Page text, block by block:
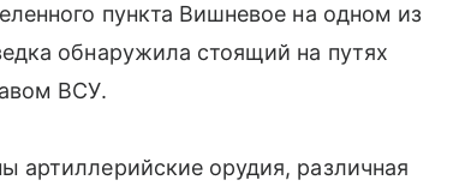
пункта Вишневое на одном из
обнаружила стоящий на путях
ВСУ.
артиллерийские орудия, различная